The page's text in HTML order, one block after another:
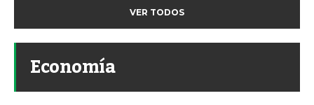
VER TODOS
Economía